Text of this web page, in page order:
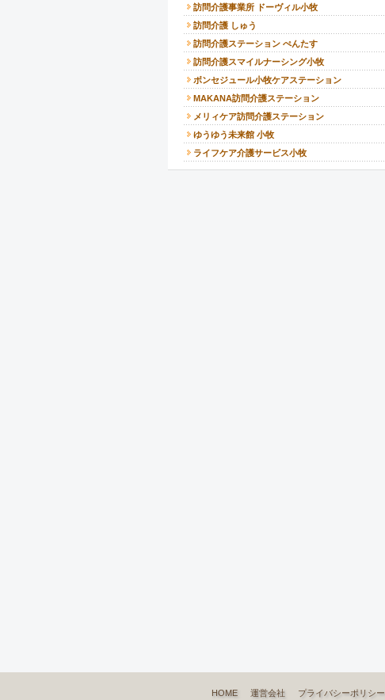
訪問介護事業所 ドーヴィル小牧
訪問介護 しゅう
訪問介護ステーション ぺんたす
訪問介護スマイルナーシング小牧
ボンセジュール小牧ケアステーション
MAKANA訪問介護ステーション
メリィケア訪問介護ステーション
ゆうゆう未来館 小牧
ライフケア介護サービス小牧
HOME 運営会社 プライバシーポリシー